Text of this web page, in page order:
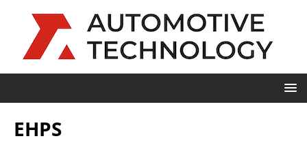
EHPS